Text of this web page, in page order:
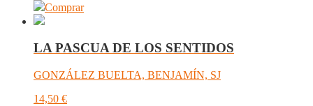
Comprar
LA PASCUA DE LOS SENTIDOS
GONZÁLEZ BUELTA, BENJAMÍN, SJ
14,50 €